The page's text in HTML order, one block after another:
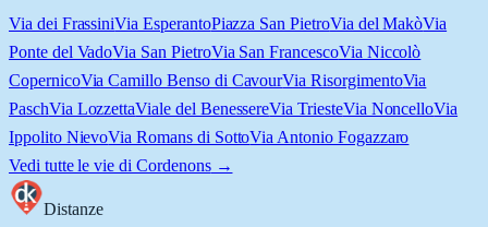
Via dei FrassiniVia EsperantoPiazza San PietroVia del MakòVia
Ponte del VadoVia San PietroVia San FrancescoVia Niccolò
CopernicoVia Camillo Benso di CavourVia RisorgimentoVia
PaschVia LozzettaViale del BenessereVia TriesteVia NoncelloVia
Ippolito NievoVia Romans di SottoVia Antonio Fogazzaro
Vedi tutte le vie di Cordenons→
Distanze